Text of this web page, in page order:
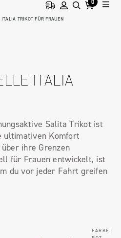
0
ITALIA TRIKOT FÜR FRAUEN
ITALIA
Salita Trikot ist
ultimativen Komfort
ihre Grenzen
für Frauen entwickelt, ist
du vor jeder Fahrt greifen
FARBE: